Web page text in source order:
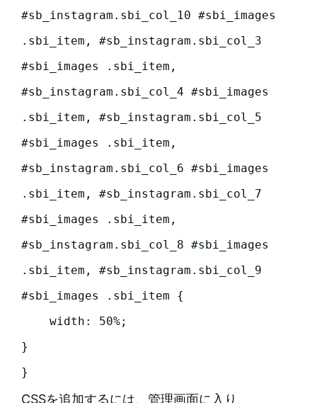
#sb_instagram.sbi_col_10 #sbi_images
.sbi_item, #sb_instagram.sbi_col_3
#sbi_images .sbi_item,
#sb_instagram.sbi_col_4 #sbi_images
.sbi_item, #sb_instagram.sbi_col_5
#sbi_images .sbi_item,
#sb_instagram.sbi_col_6 #sbi_images
.sbi_item, #sb_instagram.sbi_col_7
#sbi_images .sbi_item,
#sb_instagram.sbi_col_8 #sbi_images
.sbi_item, #sb_instagram.sbi_col_9
#sbi_images .sbi_item {
}
}
CSSを追加するには、管理画面に入り、